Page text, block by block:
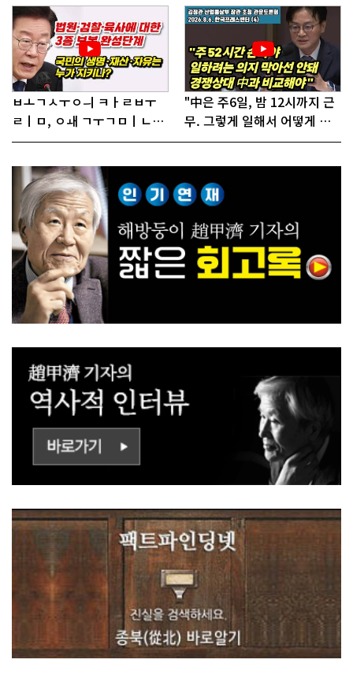
ㅂㅗㄱㅅㅜㅇㅢ ㅋㅏㄹㅂㅜ
ㄹㅣㅁ, ㅇㅙ ㄱㅜㄱㅁㅣㄴㄷ
ㅡㄹㅇㅣ ㄷㅏㅇㅎㅐㅇㅑ ㅎ
"中은 주6일, 밤 12시까지 근
무. 그렇게 일해서 어떻게 경
쟁하냐 반문하더라"